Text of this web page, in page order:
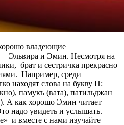
владеющие
Эльвира и Эмин. Несмотря на
брат и сестричка прекрасно
Например, среди
находят слова на букву П:
памукъ (вата), патильджан
А как хорошо Эмин читает
надо увидеть и услышать.
и вместе с нами изучайте